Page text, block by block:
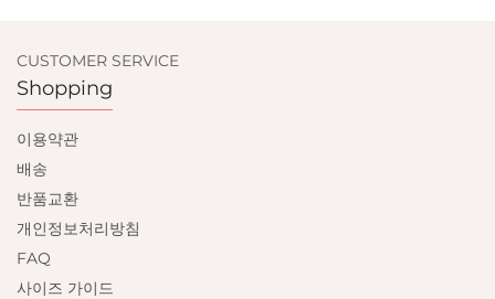
CUSTOMER SERVICE
Shopping
이용약관
배송
반품교환
개인정보처리방침
FAQ
사이즈 가이드